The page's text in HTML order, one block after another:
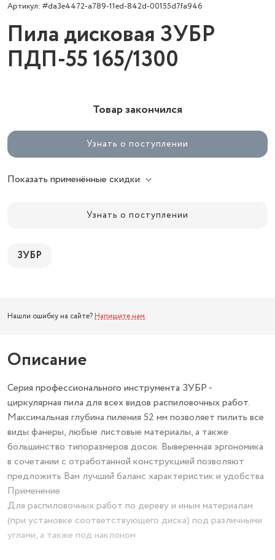
Артикул: #da3e4472-a789-11ed-842d-00155d7fa946
Пила дисковая ЗУБР
ПДП-55 165/1300
Товар закончился
Узнать о поступлении
Показать применённые скидки
Узнать о поступлении
ЗУБР
Нашли ошибку на сайте? Напишите нам.
Описание
Серия профессионального инструмента ЗУБР -
циркулярная пила для всех видов распиловочных работ.
Максимальная глубина пиления 52 мм позволяет пилить все
виды фанеры, любые листовые материалы, а также
большинство типоразмеров досок. Выверенная эргономика
в сочетании с отработанной конструкцией позволяют
предложить Вам лучший баланс характеристик и удобства
Применение
Для распиловочных работ по дереву и иным материалам
(при установке соответствующего диска) под различными
углами, а также под наклоном